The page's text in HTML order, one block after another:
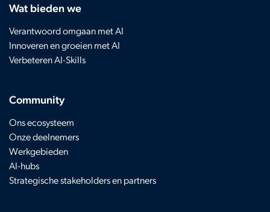
Wat bieden we
Verantwoord omgaan met AI
Innoveren en groeien met AI
Verbeteren AI-Skills
Community
Ons ecosysteem
Onze deelnemers
Werkgebieden
AI-hubs
Strategische stakeholders en partners